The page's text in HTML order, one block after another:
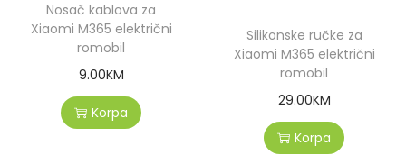
Nosač kablova za
Xiaomi M365 električni
romobil
9.00KM
Korpa
Silikonske ručke za
Xiaomi M365 električni
romobil
29.00KM
Korpa